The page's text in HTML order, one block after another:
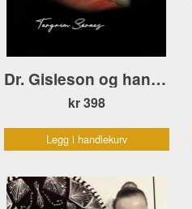
Dr. Gisleson og hans pasienter
kr 398
Legg i handlekurv